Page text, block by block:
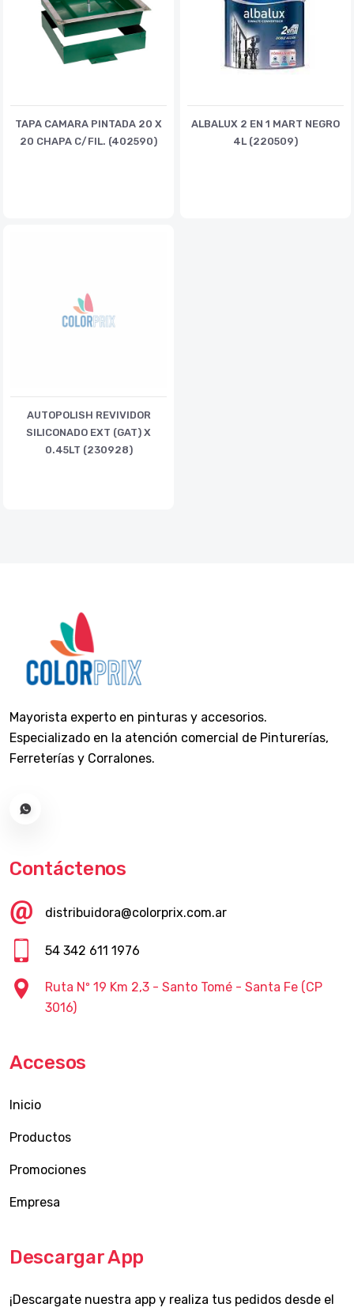
TAPA CAMARA PINTADA 20 X
20 CHAPA C/FIL. (402590)
ALBALUX 2 EN 1 MART NEGRO
4L (220509)
AUTOPOLISH REVIVIDOR
SILICONADO EXT (GAT) X
0.45LT (230928)
Mayorista experto en pinturas y accesorios.
Especializado en la atención comercial de Pinturerías,
Ferreterías y Corralones.
Contáctenos
distribuidora@colorprix.com.ar
54 342 611 1976
Ruta Nº 19 Km 2,3 - Santo Tomé - Santa Fe (CP
3016)
Accesos
Inicio
Productos
Promociones
Empresa
Descargar App
¡Descargate nuestra app y realiza tus pedidos desde el